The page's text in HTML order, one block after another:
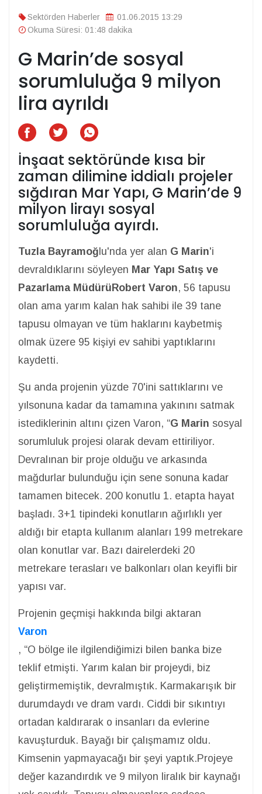
Sektörden Haberler
01.06.2015 13:29
Okuma Süresi: 01:48 dakika
G Marin’de sosyal
sorumluluğa 9 milyon
lira ayrıldı
İnşaat sektöründe kısa bir
zaman dilimine iddialı projeler
sığdıran Mar Yapı, G Marin’de 9
milyon lirayı sosyal
sorumluluğa ayırdı.
Tuzla Bayramoğ lu'nda yer alan G Marin'i
devraldıklarını söyleyen Mar Yapı Satış ve
Pazarlama Müdürü Robert Varon, 56 tapusu
olan ama yarım kalan hak sahibi ile 39 tane
tapusu olmayan ve tüm haklarını kaybetmiş
olmak üzere 95 kişiyi ev sahibi yaptıklarını
kaydetti.
Şu anda projenin yüzde 70'ini sattıklarını ve
yılsonuna kadar da tamamına yakınını satmak
istediklerinin altını çizen Varon, “G Marin sosyal
sorumluluk projesi olarak devam ettiriliyor.
Devralınan bir proje olduğu ve arkasında
mağdurlar bulunduğu için sene sonuna kadar
tamamen bitecek. 200 konutlu 1. etapta hayat
başladı. 3+1 tipindeki konutların ağırlıklı yer
aldığı bir etapta kullanım alanları 199 metrekare
olan konutlar var. Bazı dairelerdeki 20
metrekare terasları ve balkonları olan keyifli bir
yapısı var.
Projenin geçmişi hakkında bilgi aktaran
Varon
, “O bölge ile ilgilendiğimizi bilen banka bize
teklif etmişti. Yarım kalan bir projeydi, biz
geliştirmemiştik, devralmıştık. Karmakarışık bir
durumdaydı ve dram vardı. Ciddi bir sıkıntıyı
ortadan kaldırarak o insanları da evlerine
kavuşturduk. Bayağı bir çalışmamız oldu.
Kimsenin yapmayacağı bir şeyi yaptık.Projeye
değer kazandırdık ve 9 milyon liralık bir kaynağı